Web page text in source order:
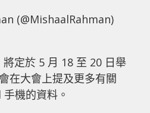
(@MishaalRahman)
定於 5 月 18 至 20 日舉
在大會上提及更多有關
機的資料。